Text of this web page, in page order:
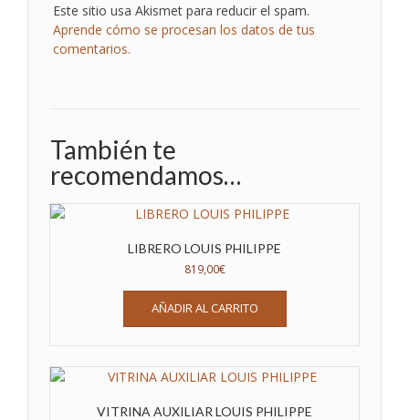
Este sitio usa Akismet para reducir el spam.
Aprende cómo se procesan los datos de tus
comentarios.
También te
recomendamos…
LIBRERO LOUIS PHILIPPE
819,00€
AÑADIR AL CARRITO
VITRINA AUXILIAR LOUIS PHILIPPE